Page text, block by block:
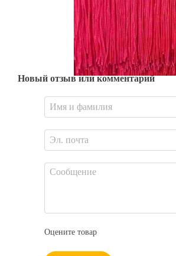
Новый отзыв или комментарий
Оцените товар